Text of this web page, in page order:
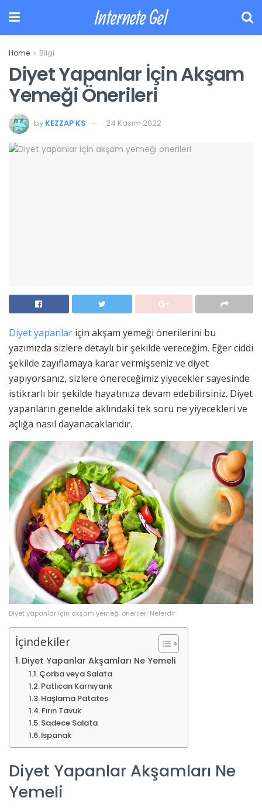
Internete Gel
Home Bilgi
Diyet Yapanlar İçin Akşam
Yemeği Önerileri
by KEZZAP KS 24 Kasım 2022
Diyet yapanlar için akşam yemeği önerilerini bu
yazımızda sizlere detaylı bir şekilde vereceğim. Eğer ciddi
şekilde zayıflamaya karar vermişseniz ve diyet
yapıyorsanız, sizlere önereceğimiz yiyecekler sayesinde
istikrarlı bir şekilde hayatınıza devam edebilirsiniz. Diyet
yapanların genelde aklındaki tek soru ne yiyecekleri ve
açlığa nasıl dayanacaklarıdır.
Diyet yapanlar için akşam yemeği önerileri Nelerdir
İçindekiler
Diyet Yapanlar Akşamları Ne Yemeli
Çorba veya Salata
Patlıcan Karnıyarık
Haşlama Patates
Fırın Tavuk
Sadece Salata
Ispanak
Diyet Yapanlar Akşamları Ne
Yemeli